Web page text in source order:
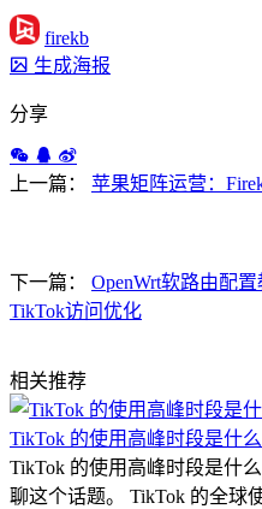
firekb
生成海报
分享
上一篇： 苹果矩阵运营：
下一篇：
OpenWrt软路由配
TikTok访问优化
相关推荐
TikTok 的使用高峰时段是什么
TikTok 的使用高峰时段是什
聊这个话题。 TikTok 的全球